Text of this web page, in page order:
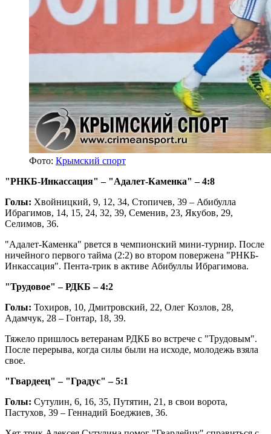
Фото: Крымский спорт
"РНКБ-Инкассация" – "Адалет-Каменка" – 4:8
Голы: Хвойницкий, 9, 12, 34, Стопичев, 39 – Абибулла
Ибрагимов, 14, 15, 24, 32, 39, Семенив, 23, Якубов, 29,
Селимов, 36.
"Адалет-Каменка" рвется в чемпионский мини-турнир. После
ничейного первого тайма (2:2) во втором повержена "РНКБ-
Инкассация". Пента-трик в активе Абибуллы Ибрагимова.
"Трудовое" – РДКБ – 4:2
Голы: Тохиров, 10, Дмитровский, 22, Олег Козлов, 28,
Адамчук, 28 – Гонтар, 18, 39.
Тяжело пришлось ветеранам РДКБ во встрече с "Трудовым".
После перерыва, когда силы были на исходе, молодежь взяла
свое.
"Гвардеец" – "Градус" – 5:1
Голы: Сутулин, 6, 16, 35, Путятин, 21, в свои ворота,
Пастухов, 39 – Геннадий Боеджиев, 36.